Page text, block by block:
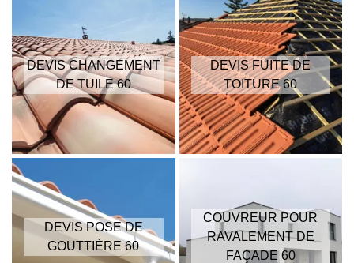
DEVIS CHANGEMENT
DE TUILE 60
DEVIS FUITE DE
TOITURE 60
DEVIS POSE DE
GOUTTIÈRE 60
COUVREUR POUR
RAVALEMENT DE
FAÇADE 60